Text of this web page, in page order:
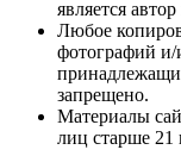
является
Любое
фотографий и/
запрещено.
Материалы
лиц старше 21